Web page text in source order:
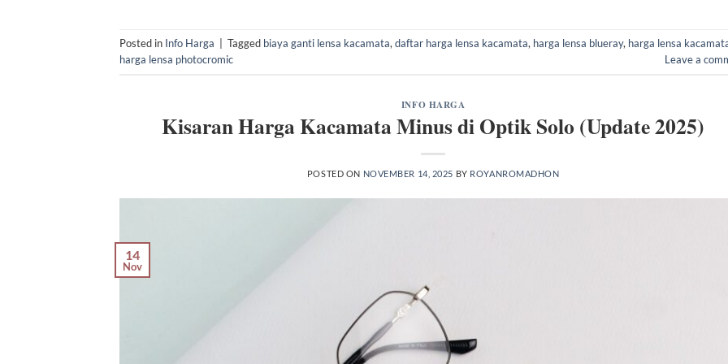
Posted in Info Harga Tagged biaya ganti lensa kacamata, daftar harga lensa kacamata, harga lensa blueray, harga lensa
harga lensa photocromic
Leave a
INFO HARGA
Kisaran Harga Kacamata Minus di Optik Solo (Update 2025)
POSTED ON NOVEMBER 14, 2025 BY ROYANROMADHON
14
Nov